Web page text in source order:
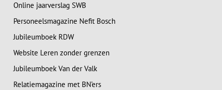
Online jaarverslag SWB
Personeelsmagazine Nefit Bosch
Jubileumboek RDW
Website Leren zonder grenzen
Jubileumboek Van der Valk
Relatiemagazine met BN’ers